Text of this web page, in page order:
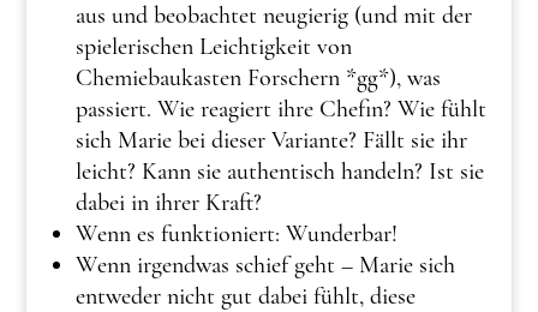
aus und beobachtet neugierig (und mit der
spielerischen Leichtigkeit von
Chemiebaukasten Forschern *gg*), was
passiert. Wie reagiert ihre Chefin? Wie fühlt
sich Marie bei dieser Variante? Fällt sie ihr
leicht? Kann sie authentisch handeln? Ist sie
dabei in ihrer Kraft?
Wenn es funktioniert: Wunderbar!
Wenn irgendwas schief geht – Marie sich
entweder nicht gut dabei fühlt, diese